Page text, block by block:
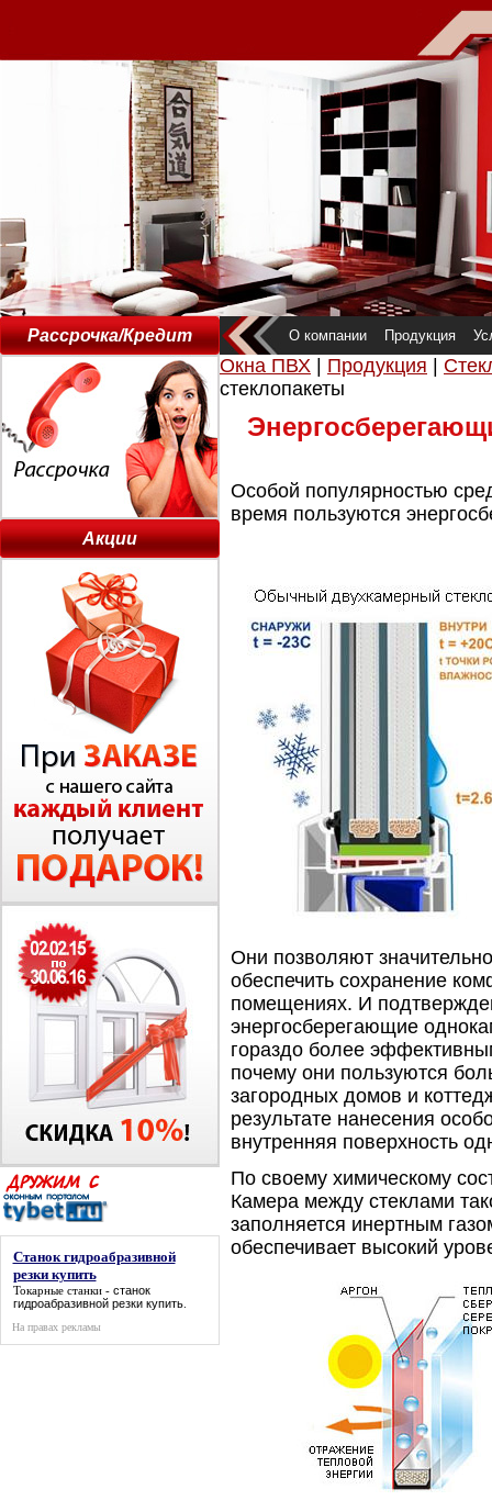
Рассрочка/Кредит О компании Продукция
Акции
Станок гидроабразивной
резки купить
Токарные станки - станок
гидроабразивной резки купить.
На правах рекламы
Окна ПВХ Продукция
стеклопакеты
Особой популярностью
время пользуются
Они позволяют
обеспечить сохранение
помещениях. И
энергосберегающие
гораздо более
почему они пользуются
загородных домов и
результате нанесения
внутренняя поверхность
По своему химическому
Камера между стеклами
заполняется инертным
обеспечивает высокий